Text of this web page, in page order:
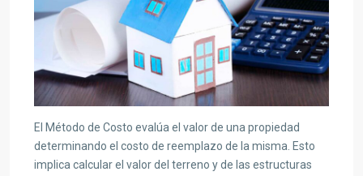
El Método de Costo evalúa el valor de una propiedad
determinando el costo de reemplazo de la misma. Esto
implica calcular el valor del terreno y de las estructuras